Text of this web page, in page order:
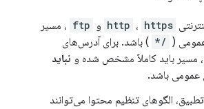
http ، https و ftp ، مسیر
(
/* ) باشد. برای آدرس‌های
، مسیر باید کاملاً مشخص شده و نباید
عمومی باشد.
الگوهای تنظیم محتوا می‌توانند